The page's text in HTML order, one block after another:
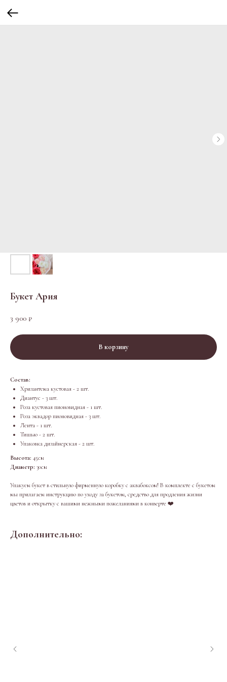
Букет Ария
3 900 ₽
В корзину
Состав:
Хризантема кустовая - 2 шт.
Диантус - 3 шт.
Роза кустовая пионовидная - 1 шт.
Роза эквадор пионовидная - 3 шт.
Лента - 1 шт.
Тишью - 2 шт.
Упаковка дизайнерская - 2 шт.
Высота: 45см
Диаметр: 30см
Упакуем букет в стильную фирменную коробку с аквабоксом! В комплекте с букетом
мы прилагаем инструкцию по уходу за букетом, средство для продления жизни
цветов и открытку с вашими нежными пожеланиями в конверте ❤️
Дополнительно: